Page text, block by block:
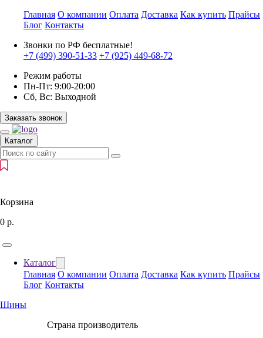
Главная О компании Оплата Доставка Как купить Прайсы
Блог Контакты
Звонки по РФ бесплатные!
+7 (499) 390-51-33 +7 (925) 449-68-72
Режим работы
Пн-Пт: 9:00-20:00
Сб, Вс: Выходной
Заказать звонок
Каталог
Корзина
0 р.
Каталог
Главная О компании Оплата Доставка Как купить Прайсы
Блог Контакты
Шины
Страна производитель